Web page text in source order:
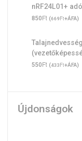
nRF24L01+
850Ft (669Ft+ÁFA)
550Ft (433Ft+ÁFA)
Újdonságok